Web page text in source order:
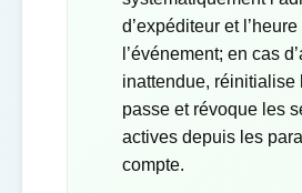
d’expéditeur et l’heure
l’événement; en cas
inattendue, réinitialise
passe et révoque les
actives depuis les
compte.